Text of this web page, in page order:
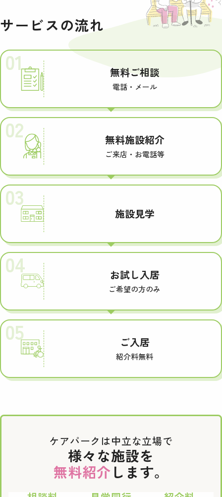
サービスの流れ
01 無料ご相談
電話・メール
02 無料施設紹介
ご来店・お電話等
03
施設見学
04 お試し入居
ご希望の方のみ
05 ご入居
紹介料無料
ケアパークは中立な立場で
様々な施設を
無料紹介 します。